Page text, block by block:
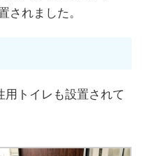
されました。
トイレも設置されて